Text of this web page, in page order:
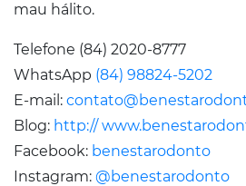
mau hálito.
Telefone (84) 2020-8777
WhatsApp (84) 98824-5202
E-mail:
Blog: http://
Facebook: benestarodonto
Instagram: @benestarodonto